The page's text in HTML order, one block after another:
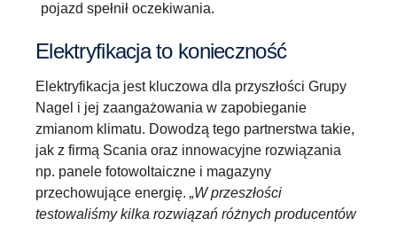
pojazd spełnił oczekiwania.
Elektryfikacja to konieczność
Elektryfikacja jest kluczowa dla przyszłości Grupy
Nagel i jej zaangażowania w zapobieganie
zmianom klimatu. Dowodzą tego partnerstwa takie,
jak z firmą Scania oraz innowacyjne rozwiązania
np. panele fotowoltaiczne i magazyny
przechowujące energię. „W przeszłości
testowaliśmy kilka rozwiązań różnych producentów